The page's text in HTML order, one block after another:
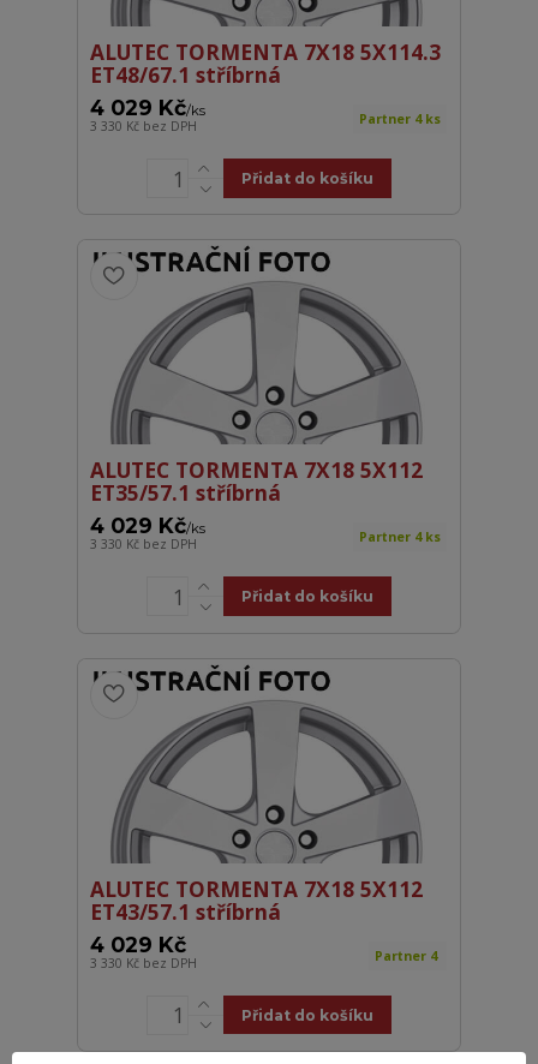
ALUTEC TORMENTA 7X18 5X114.3
ET48/67.1 stříbrná
4 029 Kč/ks
3 330 Kč bez DPH Partner 4 ks
Přidat do košíku
ALUTEC TORMENTA 7X18 5X112
ET35/57.1 stříbrná
4 029 Kč/ks
3 330 Kč bez DPH Partner 4 ks
Přidat do košíku
ALUTEC TORMENTA 7X18 5X112
ET43/57.1 stříbrná
4 029 Kč
3 330 Kč bez DPH Partner 4
Přidat do košíku